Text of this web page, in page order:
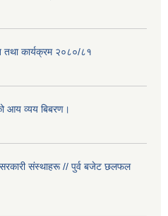
तथा कार्यक्रम २०८०/८१
आय व्यय बिबरण।
संस्थाहरू // पुर्व बजेट छलफल